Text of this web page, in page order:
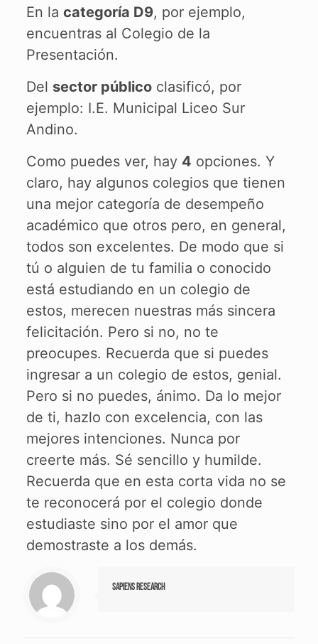
En la categoría D9, por ejemplo,
encuentras al Colegio de la
Presentación.
Del sector públicoclasificó, por
ejemplo: I.E. Municipal Liceo Sur
Andino.
Como puedes ver, hay 4 opciones. Y
claro, hay algunos colegios que tienen
una mejor categoría de desempeño
académico que otros pero, en general,
todos son excelentes. De modo que si
tú o alguien de tu familia o conocido
está estudiando en un colegio de
estos, merecen nuestras más sincera
felicitación. Pero si no, no te
preocupes. Recuerda que si puedes
ingresar a un colegio de estos, genial.
Pero si no puedes, ánimo. Da lo mejor
de ti, hazlo con excelencia, con las
mejores intenciones. Nunca por
creerte más. Sé sencillo y humilde.
Recuerda que en esta corta vida no se
te reconocerá por el colegio donde
estudiaste sino por el amor que
demostraste a los demás.
Sapiens Research